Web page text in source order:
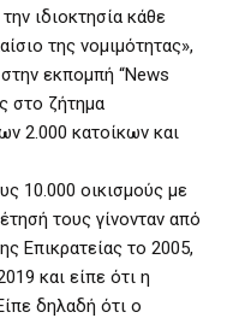
ιδιοκτησία κάθε
της νομιμότητας»,
εκπομπή “News
στο ζήτημα
2.000 κατοίκων και
10.000 οικισμούς με
τους γίνονταν από
Επικρατείας το 2005,
και είπε ότι η
δηλαδή ότι ο